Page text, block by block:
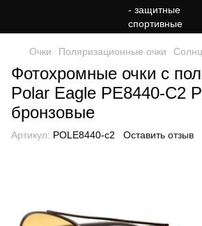
Очки Поляризационные очки
Фотохромные очки с
Polar Eagle PE8440-C2
бронзовые
Артикул: POLE8440-c2 Оставить отзыв